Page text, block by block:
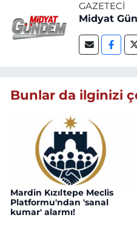
GAZETECI
Midyat
Bunlar da ilginizi
Mardin Kızıltepe Meclis
Platformu'ndan 'sanal
kumar' alarmı!